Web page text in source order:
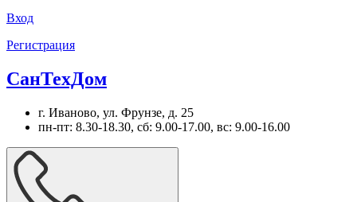
Вход
Регистрация
СанТехДом
г. Иваново, ул. Фрунзе, д. 25
пн-пт: 8.30-18.30, сб: 9.00-17.00, вс: 9.00-16.00